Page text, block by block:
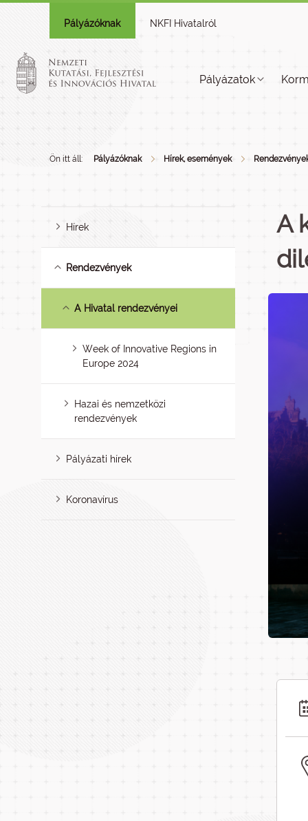
Pályázóknak NKFI Hivatalról
Pályázatok
Ön itt áll: Pályázóknak Hírek, események
Hírek
Rendezvények
A Hivatal rendezvényei
Week of Innovative Regions in
Europe 2024
Hazai és nemzetközi
rendezvények
Pályázati hírek
Koronavírus
A